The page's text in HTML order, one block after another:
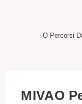
MIVAO Percorsi
MIVAO